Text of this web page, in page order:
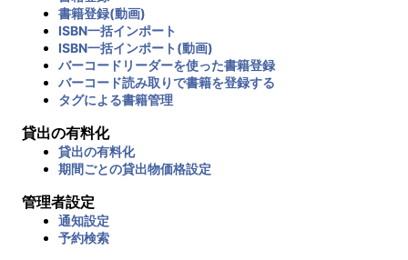
書籍登録(動画)
ISBN一括インポート
ISBN一括インポート(動画)
バーコードリーダーを使った書籍登録
バーコード読み取りで書籍を登録する
タグによる書籍管理
貸出の有料化
貸出の有料化
期間ごとの貸出物価格設定
管理者設定
通知設定
予約検索